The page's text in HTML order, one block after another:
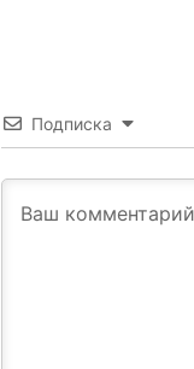
Подписка